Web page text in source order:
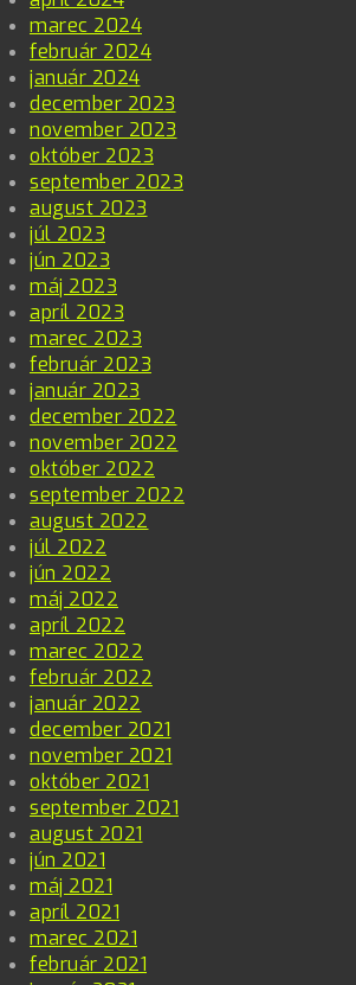
marec 2024
február 2024
január 2024
december 2023
november 2023
október 2023
september 2023
august 2023
júl 2023
jún 2023
máj 2023
apríl 2023
marec 2023
február 2023
január 2023
december 2022
november 2022
október 2022
september 2022
august 2022
júl 2022
jún 2022
máj 2022
apríl 2022
marec 2022
február 2022
január 2022
december 2021
november 2021
október 2021
september 2021
august 2021
jún 2021
máj 2021
apríl 2021
marec 2021
február 2021